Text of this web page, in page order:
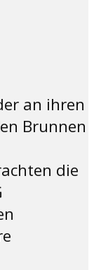
an ihren
Brunnen
die